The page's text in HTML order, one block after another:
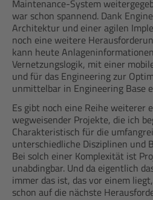
Maintenance-System
war schon spannend. Dank
Architektur und einer agilen
noch eine weitere
kann heute
Vernetzungslogik, mit einer
und für das Engineering zur
unmittelbar in Engineering Base
Es gibt noch eine Reihe weiterer
wegweisender Projekte, die ich
Charakteristisch für die
unterschiedliche Disziplinen und
Bei solch einer Komplexität ist
unabdingbar. Und da eigentlich
immer das ist, das vor einem
schon auf die nächste